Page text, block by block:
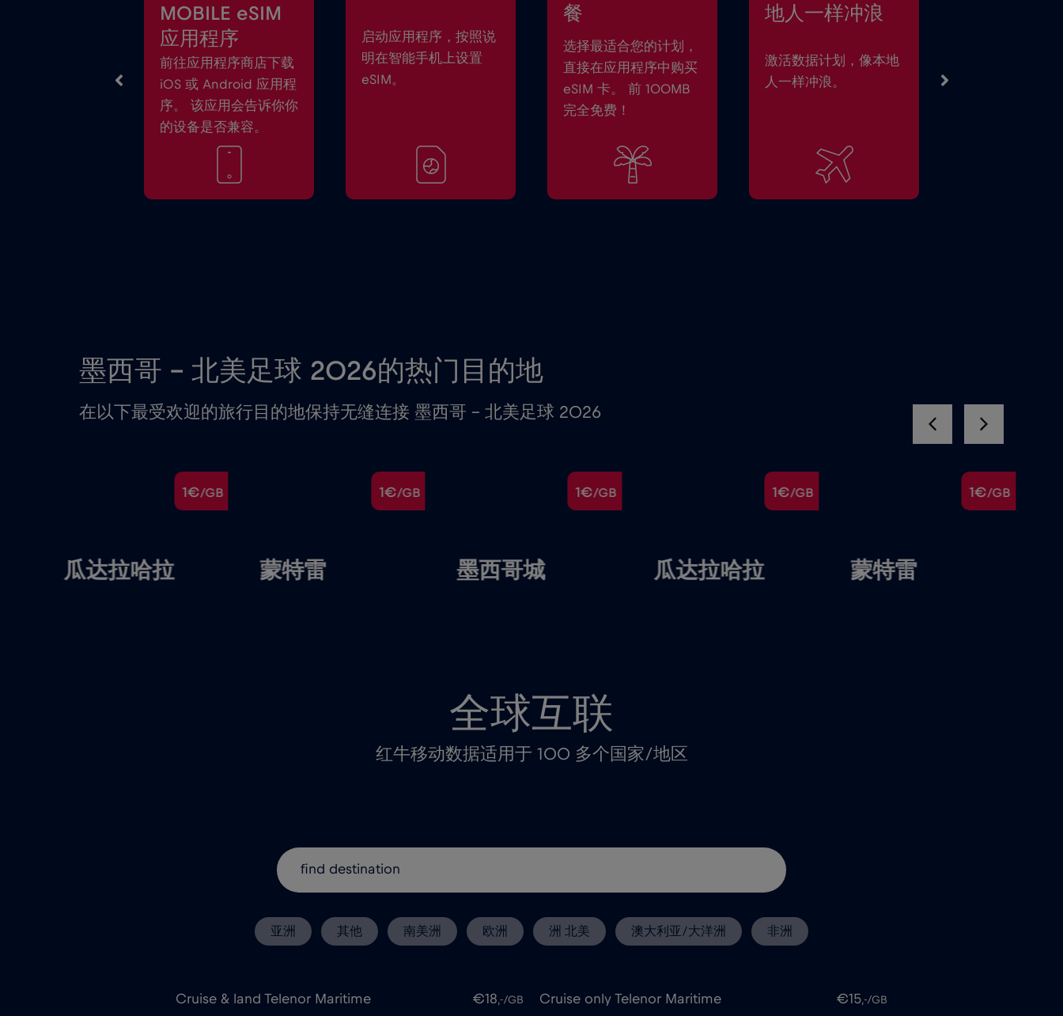
MOBILE eSIM
应用程序
前往应用程序商店下载
iOS 或 Android 应用程
序。 该应用会告诉你你
的设备是否兼容。
启动应用程序，按照说
明在智能手机上设置
eSIM。
餐
选择最适合您的计划，
直接在应用程序中购买
eSIM 卡。 前 100MB
完全免费！
地人一样冲浪
激活数据计划，像本地
人一样冲浪。
墨西哥 - 北美足球 2026的热门目的地
在以下最受欢迎的旅行目的地保持无缝连接 墨西哥 – 北美足球 2026
1€/GB
瓜达拉哈拉
1€/GB
蒙特雷
1€/GB
墨西哥城
1€/GB
瓜达拉哈拉
1€/GB
蒙特雷
全球互联
红牛移动数据适用于 100 多个国家/地区
亚洲 其他 南美洲 欧洲 洲 北美 澳大利亚/大洋洲 非洲
Cruise & land Telenor Maritime €18,-/GB Cruise only Telenor Maritime €15,-/GB